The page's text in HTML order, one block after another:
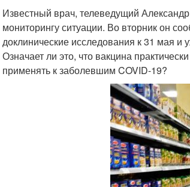
Известный врач, телеведущий
мониторингу ситуации. Во вторник он
доклинические исследования к 31 мая и
Означает ли это, что вакцина
применять к заболевшим COVID-19?